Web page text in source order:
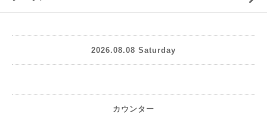
2026.08.08 Saturday
カウンター